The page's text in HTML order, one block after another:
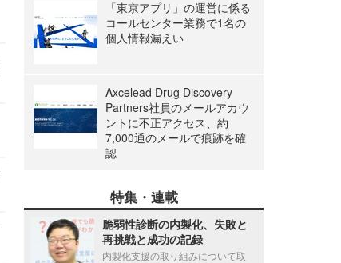
「東京アプリ」の運営に係る
コールセンター業務で1名の
個人情報漏えい
Axcelead Drug Discovery
Partners社員のメールアカウ
ントに不正アクセス、約
7,000通のメールで痕跡を確
認
特集・連載
脆弱性診断の内製化、失敗と
再挑戦と成功の記録
内製化支援の取り組みについて取